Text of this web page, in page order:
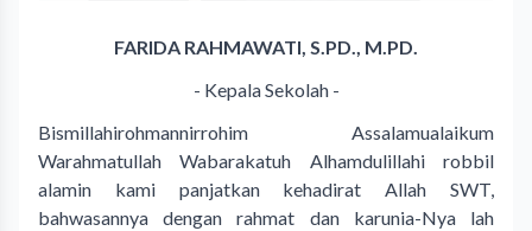
FARIDA RAHMAWATI, S.PD., M.PD.
- Kepala Sekolah -
Bismillahirohmannirrohim Assalamualaikum
Warahmatullah Wabarakatuh Alhamdulillahi robbil
alamin kami panjatkan kehadirat Allah SWT,
bahwasannya dengan rahmat dan karunia-Nya lah